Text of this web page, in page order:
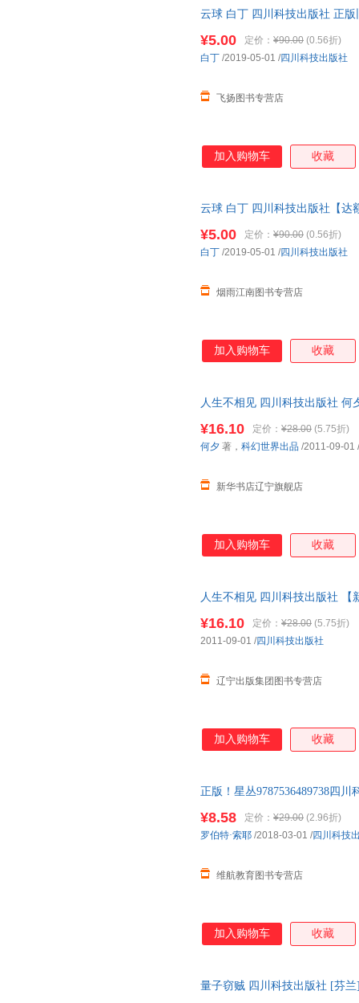
云球 白丁 四川科技出版社 正
¥5.00 定价： ¥90.00 (0.56折)
飞扬图书专营店
白丁 /2019-05-01 /四川科技出版社
加入购物车 收藏
云球 白丁 四川科技出版社【达
¥5.00 定价： ¥90.00 (0.56折)
烟雨江南图书专营店
白丁 /2019-05-01 /四川科技出版社
加入购物车 收藏
人生不相见 四川科技出版社 何
¥16.10 定价： ¥28.00 (5.75折)
新华书店辽宁旗舰店
何夕 著， 科幻世界出品 /2011-09-01 /
加入购物车 收藏
人生不相见 四川科技出版社 【
¥16.10 定价： ¥28.00 (5.75折)
辽宁出版集团图书专营店
2011-09-01 /四川科技出版社
加入购物车 收藏
正版！星丛9787536489738四
¥8.58 定价： ¥29.00 (2.96折)
维航教育图书专营店
罗伯特·索耶 /2018-03-01 /四川科技
加入购物车 收藏
量子窃贼 四川科技出版社 [芬